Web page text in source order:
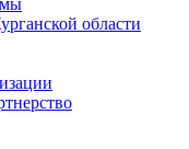
области